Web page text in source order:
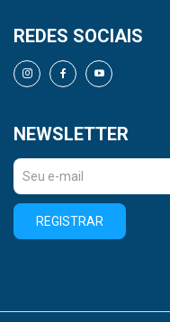
REDES SOCIAIS
NEWSLETTER
REGISTRAR